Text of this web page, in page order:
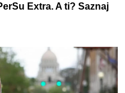
Extra. A ti? Saznaj